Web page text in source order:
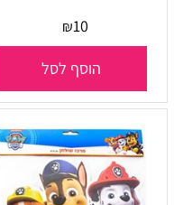
₪10
הוסף לסל